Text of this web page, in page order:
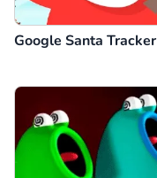
Google Santa Tracker